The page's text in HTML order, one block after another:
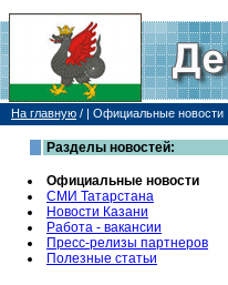
На главную / | Официальные новости
Разделы новостей:
Официальные новости
СМИ Татарстана
Новости Казани
Работа - вакансии
Пресс-релизы партнеров
Полезные статьи